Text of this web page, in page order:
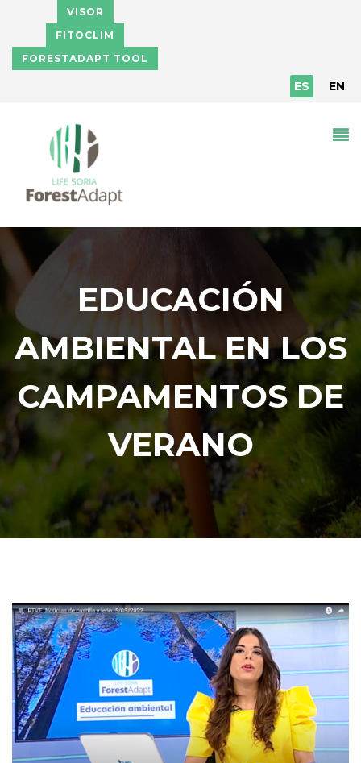
Pasar al contenido principal
VISOR
FITOCLIM
FORESTADAPT TOOL
ES EN
EDUCACIÓN
AMBIENTAL EN LOS
CAMPAMENTOS DE
VERANO